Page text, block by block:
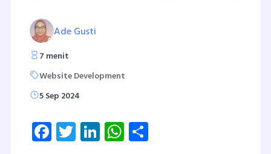
Ade Gusti
7 menit
Website Development
5 Sep 2024
Facebook
Twitter
LinkedInWhatsApp